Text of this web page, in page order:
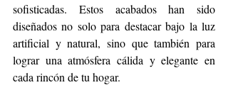
sofisticadas. Estos acabados han sido
diseñados no solo para destacar bajo la luz
artificial y natural, sino que también para
lograr una atmósfera cálida y elegante en
cada rincón de tu hogar.